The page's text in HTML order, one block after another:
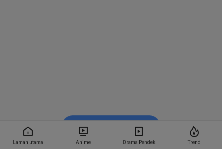
Laman utama Anime Drama Pendek Trend
Tonton dalam BiliBili